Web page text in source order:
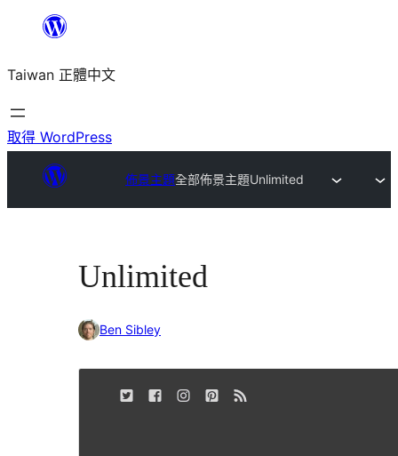
主
要
內
Taiwan 正體中文
取得 WordPress
佈景主題全部佈景主題Unlimited
Unlimited
Ben Sibley